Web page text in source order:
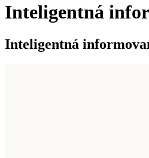
Inteligentná
Inteligentná